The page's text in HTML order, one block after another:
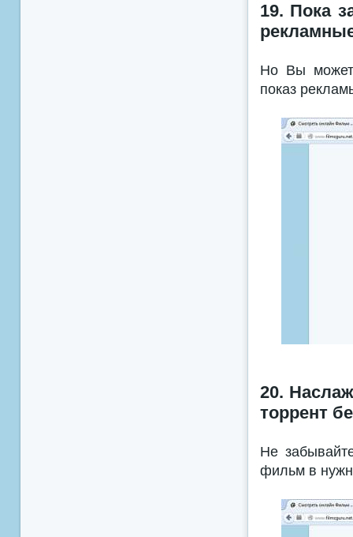
19. Пока
Но Вы
показ
20.
торрент
Не
фильм в